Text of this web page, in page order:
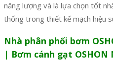
năng lượng và là lựa chọn tốt
thống trong thiết kế mạch hiệu
Nhà phân phối bơm
| Bơm cánh gạt OSHON